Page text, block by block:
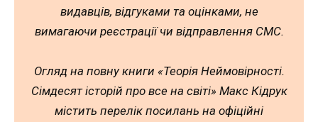
видавців, відгуками та оцінками, не
вимагаючи реєстрації чи відправлення СМС.
Огляд на повну книги «Теорія Неймовірності.
Сімдесят історій про все на світі» Макс Кідрук
містить перелік посилань на офіційні